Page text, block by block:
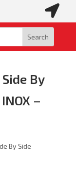

By
–
By Side